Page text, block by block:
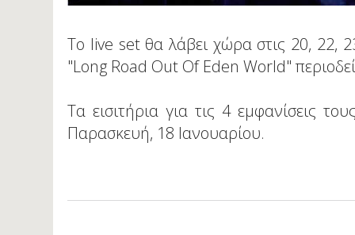
Το live set θα λάβει χώρα στις 20, 22,
"Long Road Out Of Eden World"
Τα εισιτήρια για τις 4 εμφανίσεις
Παρασκευή, 18 Ιανουαρίου.